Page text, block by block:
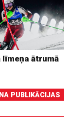
līmeņa ātrumā
PUBLIKĀCIJAS